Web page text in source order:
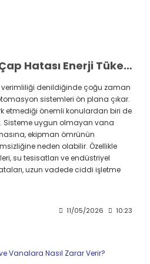
Vana Seçiminde Çap Hatası Enerji Tüketimini Nasıl Etkiler?
verimliliği denildiğinde çoğu zaman
sistemleri ön plana çıkar.
etmediği önemli konulardan biri de
Sisteme uygun olmayan vana
ekipman ömrünün
neden olabilir. Özellikle
su tesisatları ve endüstriyel
uzun vadede ciddi işletme
11/05/2026 10:23